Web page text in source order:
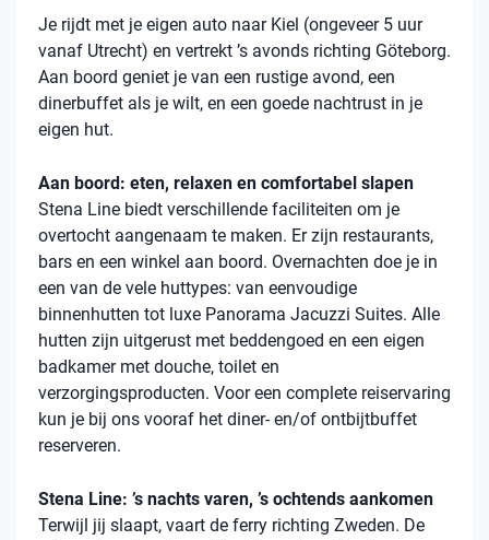
Je rijdt met je eigen auto naar Kiel (ongeveer 5 uur
vanaf Utrecht) en vertrekt ’s avonds richting Göteborg.
Aan boord geniet je van een rustige avond, een
dinerbuffet als je wilt, en een goede nachtrust in je
eigen hut.
Aan boord: eten, relaxen en comfortabel slapen
Stena Line biedt verschillende faciliteiten om je
overtocht aangenaam te maken. Er zijn restaurants,
bars en een winkel aan boord. Overnachten doe je in
een van de vele huttypes: van eenvoudige
binnenhutten tot luxe Panorama Jacuzzi Suites. Alle
hutten zijn uitgerust met beddengoed en een eigen
badkamer met douche, toilet en
verzorgingsproducten. Voor een complete reiservaring
kun je bij ons vooraf het diner- en/of ontbijtbuffet
reserveren.
Stena Line: ’s nachts varen, ’s ochtends aankomen
Terwijl jij slaapt, vaart de ferry richting Zweden. De